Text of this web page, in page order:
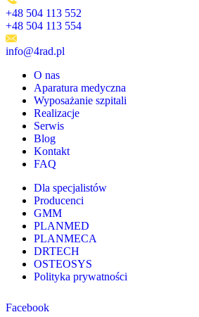
+48 504 113 552
+48 504 113 554
info@4rad.pl
O nas
Aparatura medyczna
Wyposażanie szpitali
Realizacje
Serwis
Blog
Kontakt
FAQ
Dla specjalistów
Producenci
GMM
PLANMED
PLANMECA
DRTECH
OSTEOSYS
Polityka prywatności
Facebook